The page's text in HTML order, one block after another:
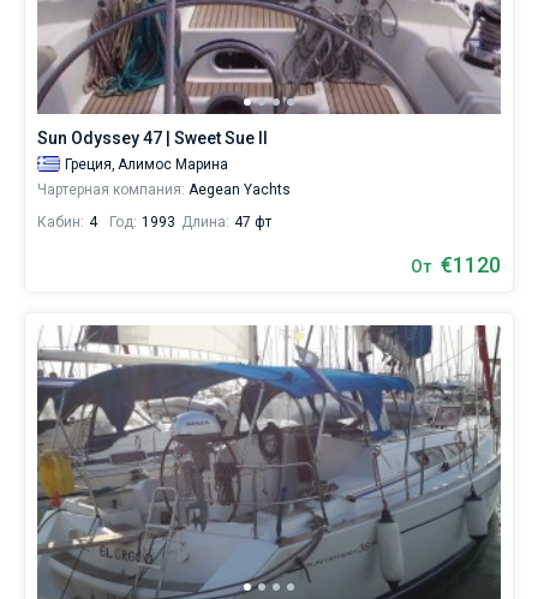
Sun Odyssey 47 | Sweet Sue II
Греция, Алимос Марина
Чартерная компания: Aegean Yachts
Кабин: 4 Год: 1993 Длина: 47 фт
От €1120